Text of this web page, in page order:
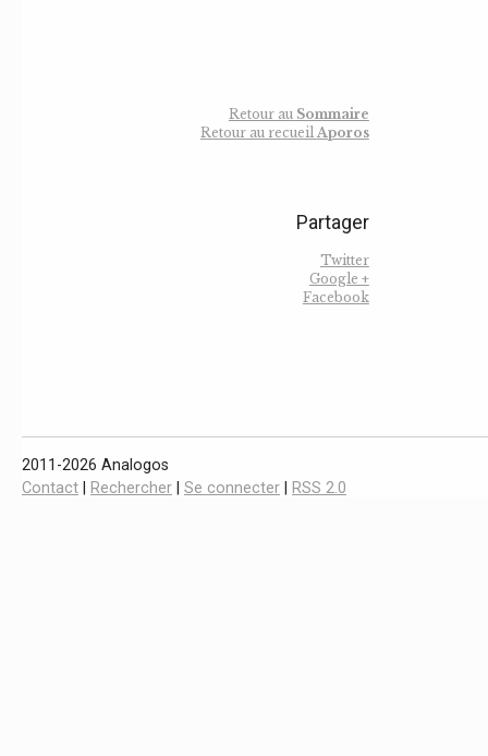
Retour au Sommaire
Retour au recueil Aporos
Partager
Twitter
Google +
Facebook
2011-2026 Analogos
Contact
Rechercher Se connecter RSS 2.0